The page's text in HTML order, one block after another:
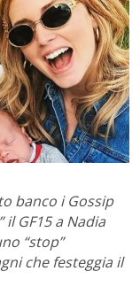
banco i Gossip
GF15 a Nadia
“stop”
che festeggia il